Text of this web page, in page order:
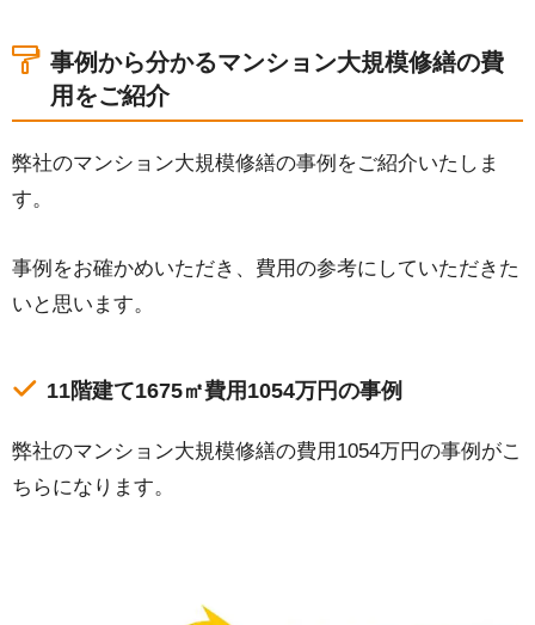
事例から分かるマンション大規模修繕の費
用をご紹介
弊社のマンション大規模修繕の事例をご紹介いたしま
す。
事例をお確かめいただき、費用の参考にしていただきた
いと思います。
11階建て1675㎡費用1054万円の事例
弊社のマンション大規模修繕の費用1054万円の事例がこ
ちらになります。